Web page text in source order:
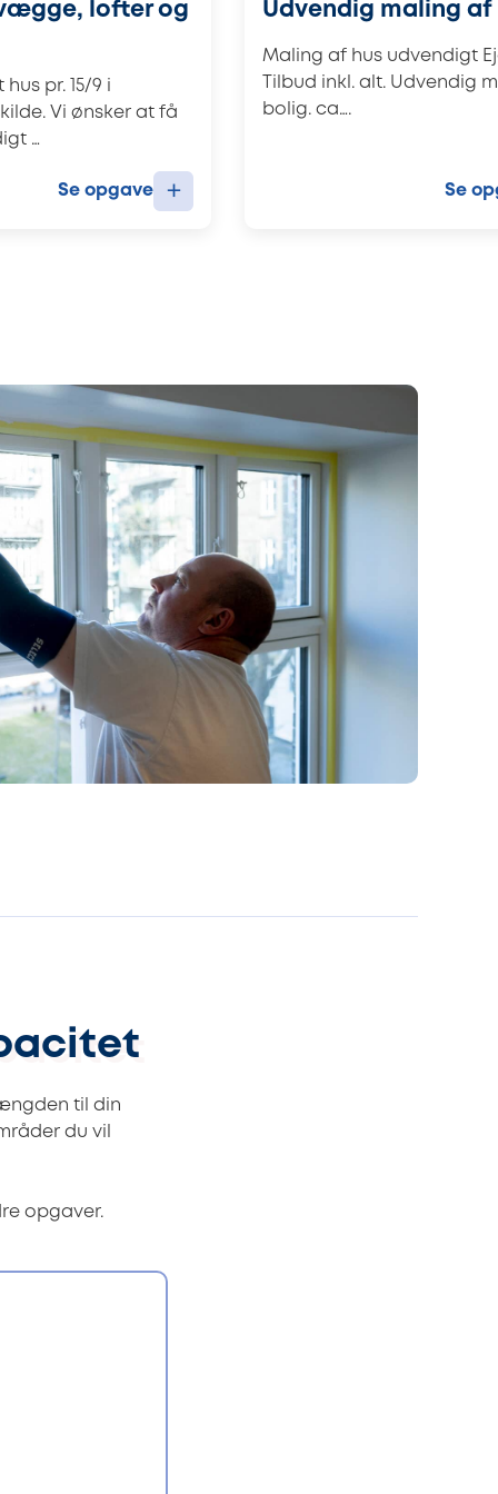
lofter og
pr. 15/9 i
Vi ønsker at få
…
Se opgave +
Udvendig maling af
Maling af hus udvendigt
Tilbud inkl. alt. Udvendig
bolig. ca….
Se
til din
du vil
opgaver.